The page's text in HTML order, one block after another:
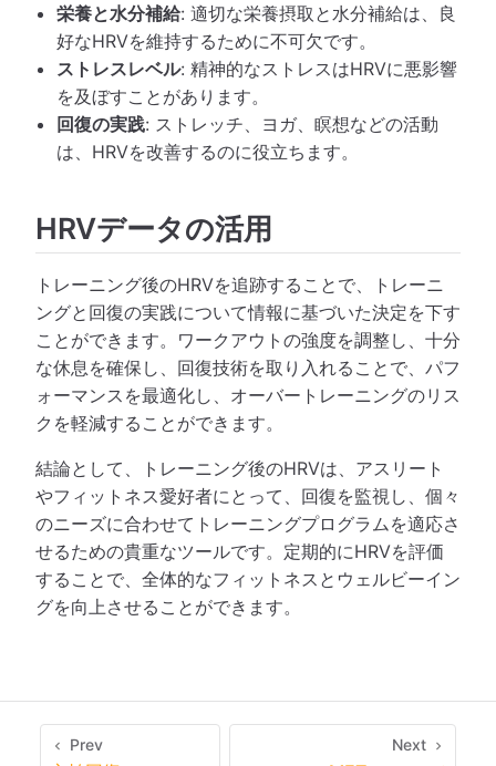
栄養と水分補給: 適切な栄養摂取と水分補給は、良
好なHRVを維持するために不可欠です。
ストレスレベル: 精神的なストレスはHRVに悪影響
を及ぼすことがあります。
回復の実践: ストレッチ、ヨガ、瞑想などの活動
は、HRVを改善するのに役立ちます。
HRVデータの活用
トレーニング後のHRVを追跡することで、トレーニ
ングと回復の実践について情報に基づいた決定を下す
ことができます。ワークアウトの強度を調整し、十分
な休息を確保し、回復技術を取り入れることで、パフ
ォーマンスを最適化し、オーバートレーニングのリス
クを軽減することができます。
結論として、トレーニング後のHRVは、アスリート
やフィットネス愛好者にとって、回復を監視し、個々
のニーズに合わせてトレーニングプログラムを適応さ
せるための貴重なツールです。定期的にHRVを評価
することで、全体的なフィットネスとウェルビーイン
グを向上させることができます。
Prev Next